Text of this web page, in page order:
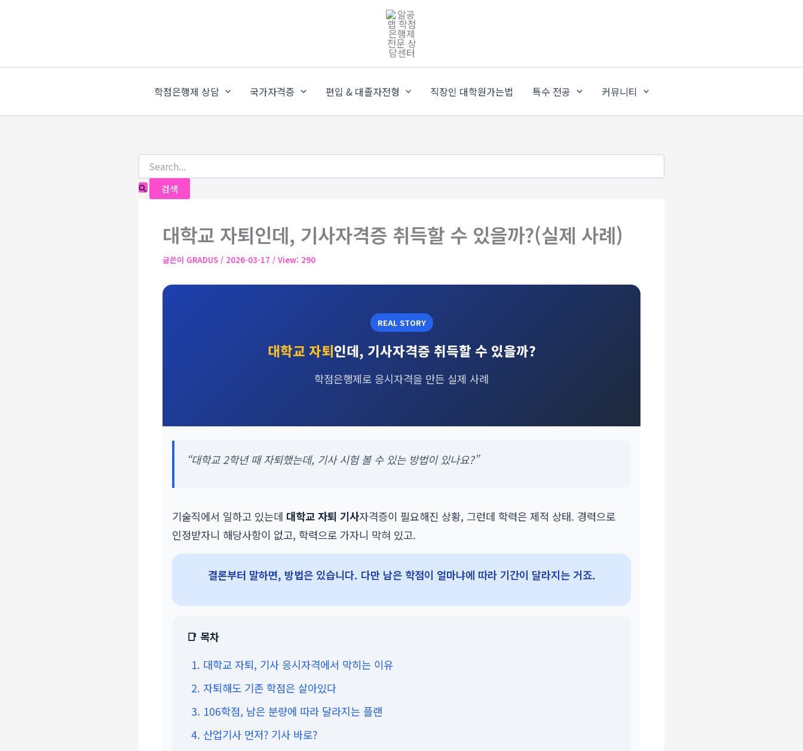
건
학점은행제 상담 국가자격증 편입 & 대졸자전형 직장인 대학원가는법 특수 전공 커뮤니티
대학교 자퇴인데, 기사자격증 취득할 수 있을까?(실제 사례)
글쓴이 GRADUS / 2026-03-17 / View: 290
REAL STORY
대학교 자퇴인데, 기사자격증 취득할 수 있을까?
학점은행제로 응시자격을 만든 실제 사례
“대학교 2학년 때 자퇴했는데, 기사 시험 볼 수 있는 방법이 있나요?”
기술직에서 일하고 있는데 대학교 자퇴 기사자격증이 필요해진 상황, 그런데 학력은 제적 상태. 경력으로
인정받자니 해당사항이 없고, 학력으로 가자니 막혀 있고.
결론부터 말하면, 방법은 있습니다. 다만 남은 학점이 얼마냐에 따라 기간이 달라지는 거죠.
📑 목차
1. 대학교 자퇴, 기사 응시자격에서 막히는 이유
2. 자퇴해도 기존 학점은 살아있다
3. 106학점, 남은 분량에 따라 달라지는 플랜
4. 산업기사 먼저? 기사 바로?